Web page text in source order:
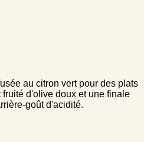
au citron vert pour des plats
d'olive doux et une finale
goût d'acidité.